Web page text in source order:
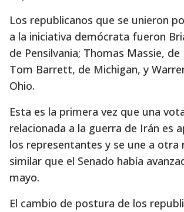
Los republicanos que se unieron
a la iniciativa demócrata fueron
de Pensilvania; Thomas Massie, de
Tom Barrett, de Michigan, y
Ohio.
Esta es la primera vez que una
relacionada a la guerra de Irán es
los representantes y se une a otra
similar que el Senado había
mayo.
El cambio de postura de los